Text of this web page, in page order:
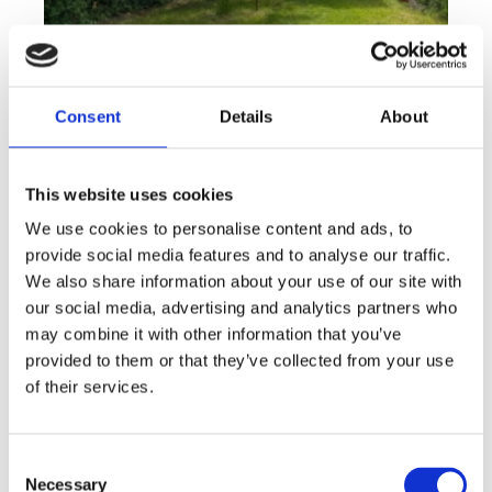
Consent Details About
This website uses cookies
We use cookies to personalise content and ads, to
provide social media features and to analyse our traffic.
We also share information about your use of our site with
our social media, advertising and analytics partners who
may combine it with other information that you’ve
provided to them or that they’ve collected from your use
of their services.
Necessary
Rent flats 2+KT 41 m², Plzeň - Lobzy
Offer type
Property type
Apartment
disposition
funkce
garden store